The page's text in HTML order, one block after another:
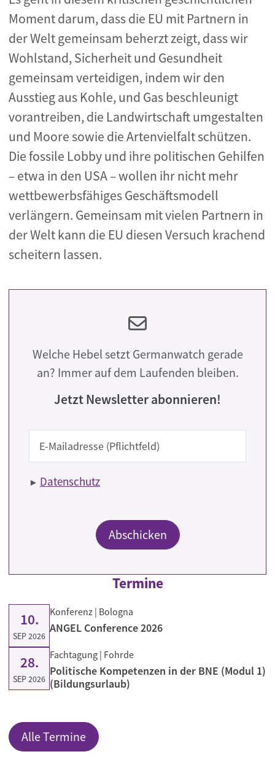
Moment darum, dass die EU mit Partnern in
der Welt gemeinsam beherzt zeigt, dass wir
Wohlstand, Sicherheit und Gesundheit
gemeinsam verteidigen, indem wir den
Ausstieg aus Kohle, und Gas beschleunigt
vorantreiben, die Landwirtschaft umgestalten
und Moore sowie die Artenvielfalt schützen.
Die fossile Lobby und ihre politischen Gehilfen
– etwa in den USA – wollen ihr nicht mehr
wettbewerbsfähiges Geschäftsmodell
verlängern. Gemeinsam mit vielen Partnern in
der Welt kann die EU diesen Versuch krachend
scheitern lassen.
Welche Hebel setzt Germanwatch gerade
an? Immer auf dem Laufenden bleiben.
Jetzt Newsletter abonnieren!
Datenschutz
Termine
10.
SEP 2026
Konferenz | Bologna
ANGEL Conference 2026
28.
SEP 2026
Fachtagung | Fohrde
Politische Kompetenzen in der BNE (Modul 1)
(Bildungsurlaub)
Alle Termine